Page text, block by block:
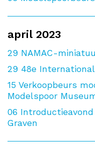
april 2023
29 NAMAC-
29 48e
15 Verkoopbeurs
Modelspoor
06
Graven